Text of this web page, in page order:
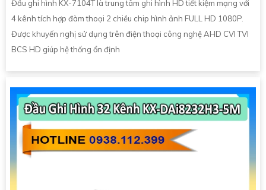
Đầu ghi hình KX-7104T là trung tâm ghi hình HD tiết kiệm mạng với
4 kênh tích hợp đàm thoại 2 chiều chip hình ảnh FULL HD 1080P.
Được khuyến nghị sử dụng trên điện thoại công nghệ AHD CVI TVI
BCS HD giúp hệ thống ổn định